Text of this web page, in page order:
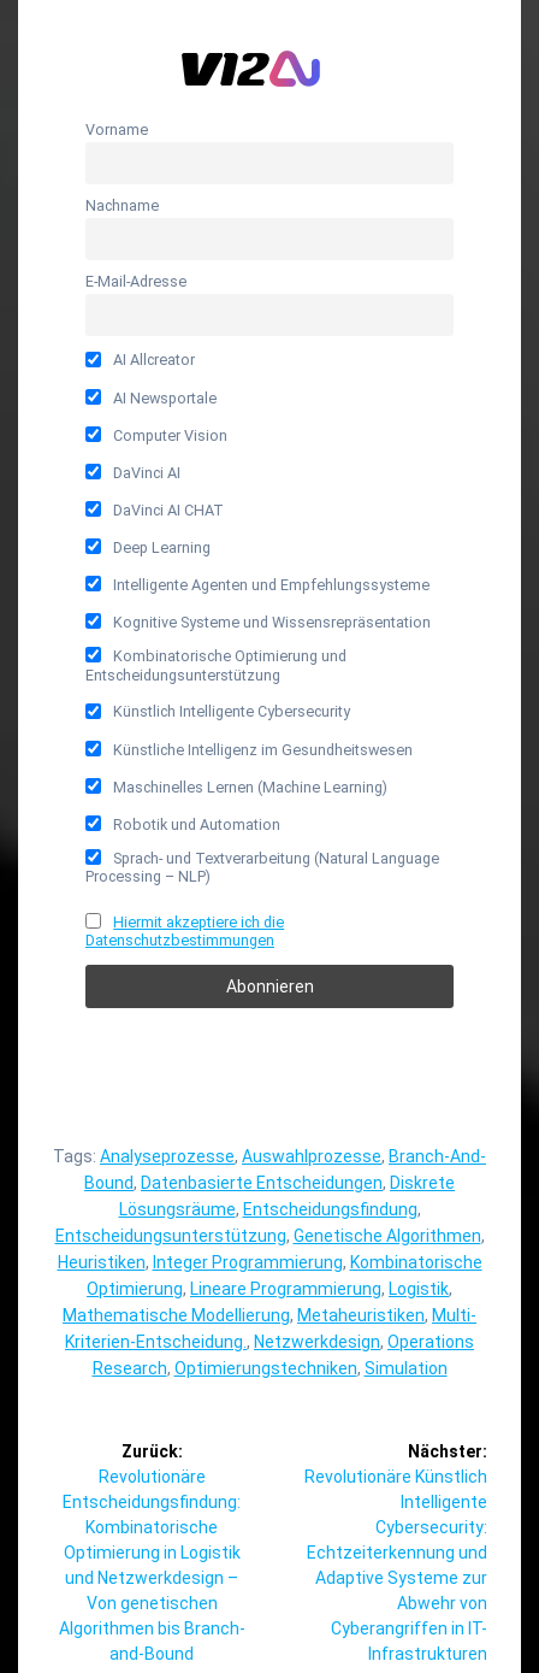
Vorname
Nachname
E-Mail-Adresse
AI Allcreator
AI Newsportale
Computer Vision
DaVinci AI
DaVinci AI CHAT
Deep Learning
Intelligente Agenten und Empfehlungssysteme
Kognitive Systeme und Wissensrepräsentation
Kombinatorische Optimierung und
Entscheidungsunterstützung
Künstlich Intelligente Cybersecurity
Künstliche Intelligenz im Gesundheitswesen
Maschinelles Lernen (Machine Learning)
Robotik und Automation
Sprach- und Textverarbeitung (Natural Language
Processing – NLP)
Hiermit akzeptiere ich die
Datenschutzbestimmungen
Tags: Analyseprozesse, Auswahlprozesse, Branch-And-
Bound, Datenbasierte Entscheidungen, Diskrete
Lösungsräume, Entscheidungsfindung,
Entscheidungsunterstützung, Genetische Algorithmen,
Heuristiken, Integer Programmierung, Kombinatorische
Optimierung, Lineare Programmierung, Logistik,
Mathematische Modellierung, Metaheuristiken, Multi-
Kriterien-Entscheidung. , Netzwerkdesign, Operations
Research, Optimierungstechniken, Simulation
Beitragsnavigation
Zurück:
Vorheriger
Beitrag:
Revolutionäre
Entscheidungsfindung:
Kombinatorische
Optimierung in Logistik
und Netzwerkdesign –
Von genetischen
Algorithmen bis Branch-
and-Bound
Nächster:
Nächster
Revolutionäre Künstlich
Intelligente
Cybersecurity:
Echtzeiterkennung und
Adaptive Systeme zur
Abwehr von
Cyberangriffen in IT-
Infrastrukturen